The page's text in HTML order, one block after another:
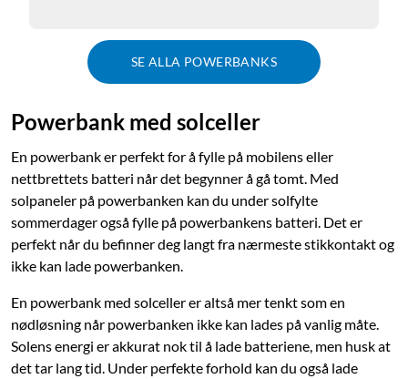
SE ALLA POWERBANKS
Powerbank med solceller
En powerbank er perfekt for å fylle på mobilens eller
nettbrettets batteri når det begynner å gå tomt. Med
solpaneler på powerbanken kan du under solfylte
sommerdager også fylle på powerbankens batteri. Det er
perfekt når du befinner deg langt fra nærmeste stikkontakt og
ikke kan lade powerbanken.
En powerbank med solceller er altså mer tenkt som en
nødløsning når powerbanken ikke kan lades på vanlig måte.
Solens energi er akkurat nok til å lade batteriene, men husk at
det tar lang tid. Under perfekte forhold kan du også lade